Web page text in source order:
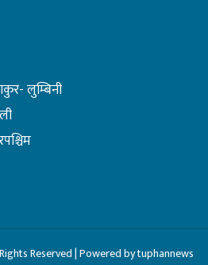
लुम्बिनी
Reserved | Powered by tuphannews